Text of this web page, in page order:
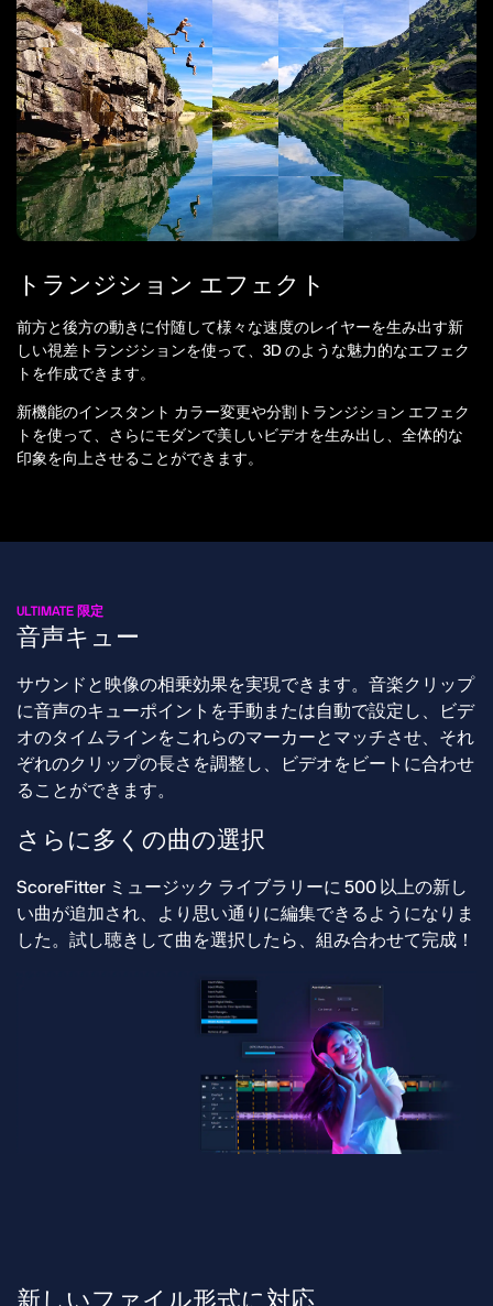
トランジション エフェクト
前方と後方の動きに付随して様々な速度のレイヤーを生み出す新
しい視差トランジションを使って、3D のような魅力的なエフェク
トを作成できます。
新機能のインスタント カラー変更や分割トランジション エフェク
トを使って、さらにモダンで美しいビデオを生み出し、全体的な
印象を向上させることができます。
ULTIMATE 限定
音声キュー
サウンドと映像の相乗効果を実現できます。音楽クリップ
に音声のキューポイントを手動または自動で設定し、ビデ
オのタイムラインをこれらのマーカーとマッチさせ、それ
ぞれのクリップの長さを調整し、ビデオをビートに合わせ
ることができます。
さらに多くの曲の選択
ScoreFitter ミュージック ライブラリーに 500 以上の新し
い曲が追加され、より思い通りに編集できるようになりま
した。試し聴きして曲を選択したら、組み合わせて完成！
新しいファイル形式に対応